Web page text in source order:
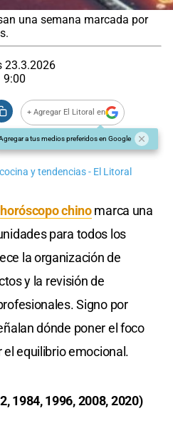
una semana marcada por
23.3.2026
9:00
+ Agregar El Litoral en
a tus medios preferidos en Google
y tendencias - El Litoral
horóscopo chinomarca una
para todos los
la organización de
y la revisión de
Signo por
dónde poner el foco
equilibrio emocional.
1984, 1996, 2008, 2020)